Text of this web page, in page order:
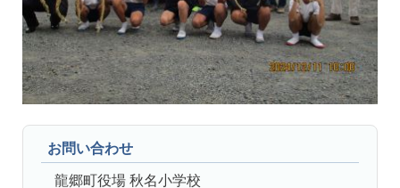
お問い合わせ
龍郷町役場 秋名小学校